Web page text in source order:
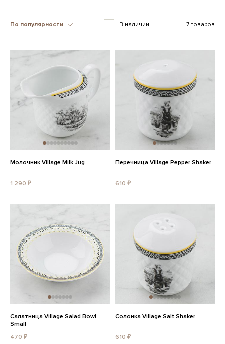
По популярности В наличии 7 товаров
Молочник Village Milk Jug
1 290 ₽
Перечница Village Pepper Shaker
610 ₽
Салатница Village Salad Bowl
Small
470 ₽
Солонка Village Salt Shaker
610 ₽